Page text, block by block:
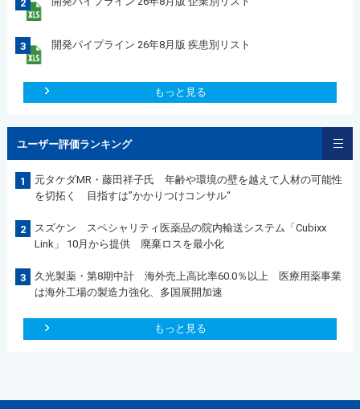
2
3 開発パイプライン 26年8月版 疾患別リスト
もっと見る
ユーザー評価ランキング
1
元タケダMR・藤田祥子氏 年齢や環境の壁を越えて人材の可能性
を切拓く 目指すは”かかりつけコンサル“
2
スズケン スペシャリティ医薬品の院内輸送システム「Cubixx
Link」 10月から提供 廃棄ロスを最小化
3
久光製薬・第8期中計 海外売上高比率60.0％以上 医療用薬事業
は海外工場の製造力強化、多国展開加速
もっと見る